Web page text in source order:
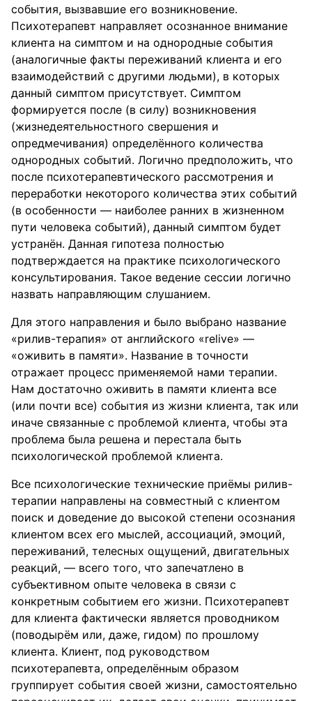
события, вызвавшие его возникновение.
Психотерапевт направляет осознанное внимание
клиента на симптом и на однородные события
(аналогичные факты переживаний клиента и его
взаимодействий с другими людьми), в которых
данный симптом присутствует. Симптом
формируется после (в силу) возникновения
(жизнедеятельностного свершения и
опредмечивания) определённого количества
однородных событий. Логично предположить, что
после психотерапевтического рассмотрения и
переработки некоторого количества этих событий
(в особенности — наиболее ранних в жизненном
пути человека событий), данный симптом будет
устранён. Данная гипотеза полностью
подтверждается на практике психологического
консультирования. Такое ведение сессии логично
назвать направляющим слушанием.
Для этого направления и было выбрано название
«рилив-терапия» от английского «relive» —
«оживить в памяти». Название в точности
отражает процесс применяемой нами терапии.
Нам достаточно оживить в памяти клиента все
(или почти все) события из жизни клиента, так или
иначе связанные с проблемой клиента, чтобы эта
проблема была решена и перестала быть
психологической проблемой клиента.
Все психологические технические приёмы рилив-
терапии направлены на совместный с клиентом
поиск и доведение до высокой степени осознания
клиентом всех его мыслей, ассоциаций, эмоций,
переживаний, телесных ощущений, двигательных
реакций, — всего того, что запечатлено в
субъективном опыте человека в связи с
конкретным событием его жизни. Психотерапевт
для клиента фактически является проводником
(поводырём или, даже, гидом) по прошлому
клиента. Клиент, под руководством
психотерапевта, определённым образом
группирует события своей жизни, самостоятельно